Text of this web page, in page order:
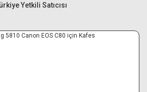
Yetkili Satıcısı